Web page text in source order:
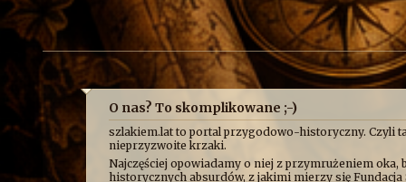
O nas? To skomplikowane ;-)
szlakiem.lat to portal przygodowo-historyczny. Czyli
nieprzyzwoite krzaki.
Najczęściej opowiadamy o niej z przymrużeniem
historycznych absurdów, z jakimi mierzy się